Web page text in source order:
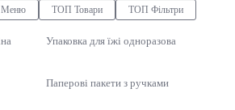
оптом купити
купити
ТОП Товари ТОП Фільтри
Упаковка для їжі одноразова
Паперові пакети з ручками